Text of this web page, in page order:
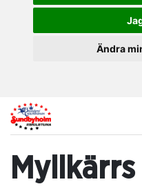
Ändra